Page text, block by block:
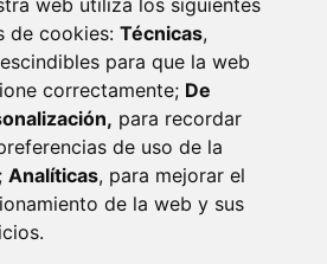
web utiliza los siguientes
de cookies: Técnicas,
para que la web
correctamente; De
para recordar
de uso de la
Analíticas, para mejorar el
de la web y sus
MONZÓN - ARAGÓN (ESPAÑA)
974 400 700 ·
monzon.es